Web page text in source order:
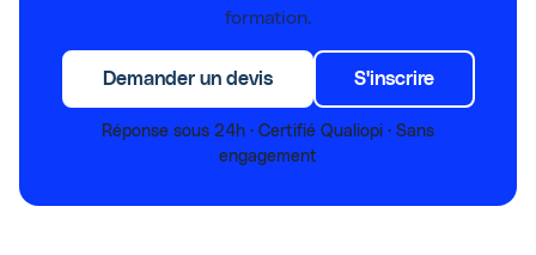
formation.
Demander un devis S'inscrire
Réponse sous 24h · Certifié Qualiopi · Sans
engagement